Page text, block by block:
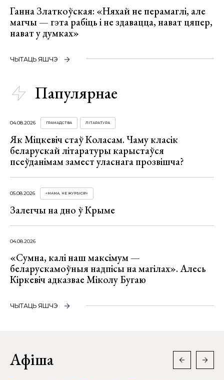
Ганна Златкоўская: «Няхай не перамаглі, але
магчы — гэта рабіць і не здавацца, нават цяпер,
нават у думках»
ЧЫТАЦЬ ЯШЧЭ
Папулярнае
04.08.2026 ГРАМАДСТВА ЛІТАРАТУРА
Як Міцкевіч стаў Коласам. Чаму класік
беларускай літаратуры карыстаўся
псеўданімам замест уласнага прозвішча?
05.08.2026 «МАМА, НЕ ЖУРЫСЯ!»
Залегчы на дно ў Крыме
04.08.2026
«Сумна, калі наш максімум —
беларускамоўныя надпісы на магілах». Алесь
Кіркевіч адказвае Міколу Бугаю
ЧЫТАЦЬ ЯШЧЭ
Афіша